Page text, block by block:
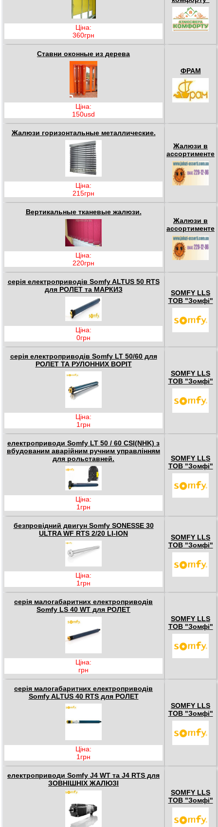
Ціна:
360грн
Ставни оконные из дерева
Ціна:
150usd
ФРАМ
Жалюзи горизонтальные металлические.
Ціна:
215грн
Жалюзи в
ассортименте
Вертикальные тканевые жалюзи.
Ціна:
220грн
Жалюзи в
ассортименте
серія електроприводів Somfy ALTUS 50 RTS
для РОЛЕТ та МАРКИЗ
Ціна:
0грн
SOMFY LLS
ТОВ "Зомфі"
серія електроприводів Somfy LT 50/60 для
РОЛЕТ ТА РУЛОННИХ ВОРІТ
Ціна:
1грн
SOMFY LLS
ТОВ "Зомфі"
електроприводи Somfy LT 50 / 60 CSI(NHK) з
вбудованим аварійним ручним управлінням
для рольставней.
Ціна:
1грн
SOMFY LLS
ТОВ "Зомфі"
безпровідний двигун Somfy SONESSE 30
ULTRA WF RTS 2/20 LI-ION
Ціна:
1грн
SOMFY LLS
ТОВ "Зомфі"
серія малогабаритних електроприводів
Somfy LS 40 WT для РОЛЕТ
Ціна:
грн
SOMFY LLS
ТОВ "Зомфі"
серія малогабаритних електроприводів
Somfy ALTUS 40 RTS для РОЛЕТ
Ціна:
1грн
SOMFY LLS
ТОВ "Зомфі"
електроприводи Somfy J4 WT та J4 RTS для
ЗОВНІШНІХ ЖАЛЮЗІ
SOMFY LLS
ТОВ "Зомфі"